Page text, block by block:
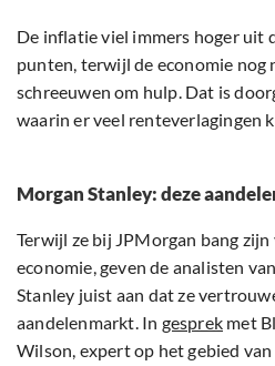
De inflatie viel immers hoger uit
punten, terwijl de economie
schreeuwen om hulp. Dat is
waarin er veel renteverlagingen
Morgan Stanley: deze
Terwijl ze bij JPMorgan bang
economie, geven de analisten
Stanley juist aan dat ze
aandelenmarkt. In gesprek met
Wilson, expert op het gebied